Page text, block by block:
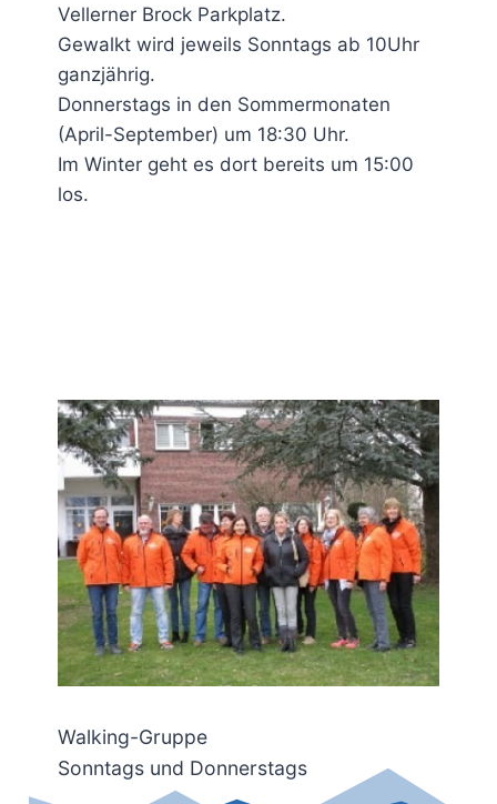
Vellerner Brock Parkplatz.
Gewalkt wird jeweils Sonntags ab 10Uhr
ganzjährig.
Donnerstags in den Sommermonaten
(April-September) um 18:30 Uhr.
Im Winter geht es dort bereits um 15:00
los.
Walking-Gruppe
Sonntags und Donnerstags